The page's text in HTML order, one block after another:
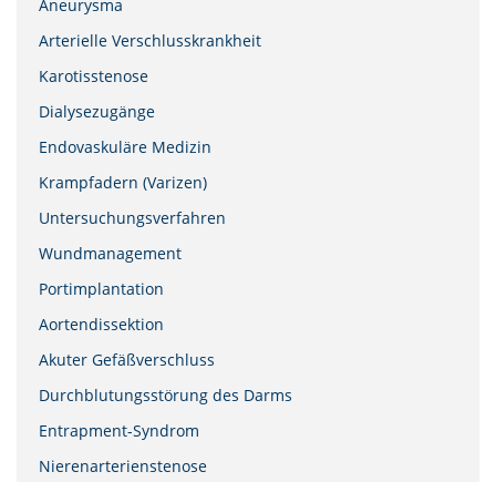
Aneurysma
Arterielle Verschlusskrankheit
Karotisstenose
Dialysezugänge
Endovaskuläre Medizin
Krampfadern (Varizen)
Untersuchungsverfahren
Wundmanagement
Portimplantation
Aortendissektion
Akuter Gefäßverschluss
Durchblutungsstörung des Darms
Entrapment-Syndrom
Nierenarterienstenose